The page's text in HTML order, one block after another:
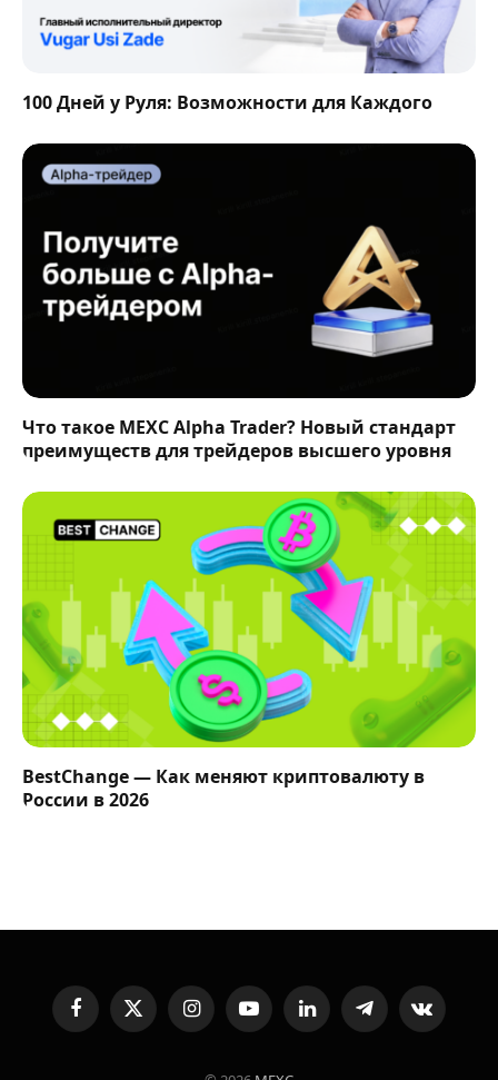
100 Дней у Руля: Возможности для Каждого
Что такое MEXC Alpha Trader? Новый стандарт
преимуществ для трейдеров высшего уровня
BestChange — Как меняют криптовалюту в
России в 2026
FacebookX
(Twitter)
InstagramYouTubeLinkedInTelegramVKontakte